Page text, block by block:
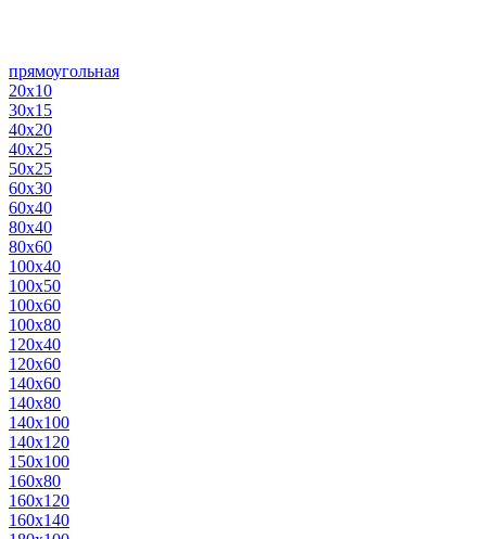
прямоугольная
20х10
30х15
40х20
40х25
50х25
60х30
60х40
80х40
80х60
100х40
100х50
100х60
100х80
120х40
120х60
140х60
140х80
140х100
140х120
150х100
160х80
160х120
160х140